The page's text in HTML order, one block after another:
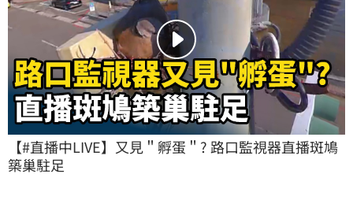
【#直播中LIVE】又見＂孵蛋＂? 路口監視器直播斑鳩
築巢駐足